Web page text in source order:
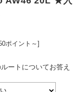
ポイント～]
ートについてお答え